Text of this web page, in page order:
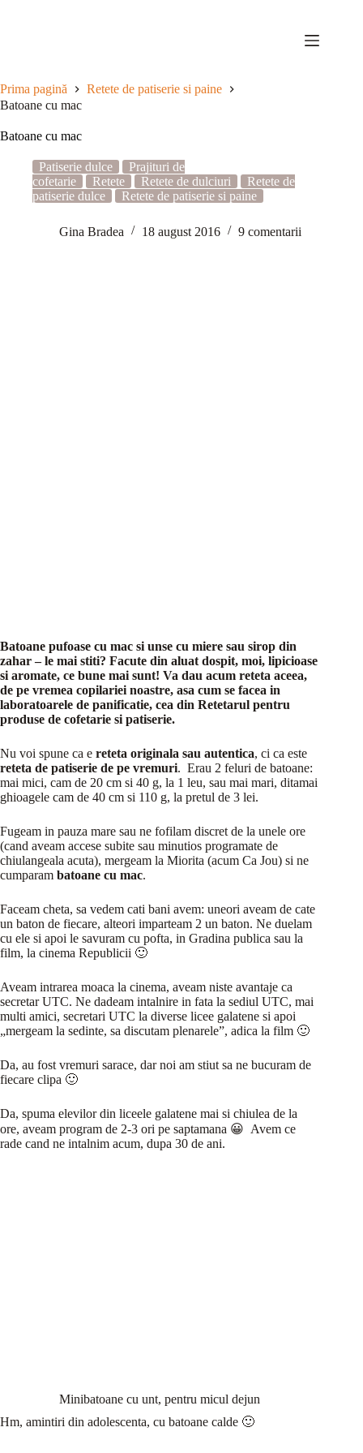
Prima pagină
Retete de patiserie si paine
Batoane cu mac
Batoane cu mac
Patiserie dulce
Prajituri de
cofetarie
Retete Retete de dulciuri
Retete de
patiserie dulce
Retete de patiserie si paine
Gina Bradea 18 august 2016 9 comentarii
Batoane pufoase cu mac si unse cu miere sau sirop din
zahar – le mai stiti? Facute din aluat dospit, moi, lipicioase
si aromate, ce bune mai sunt! Va dau acum reteta aceea,
de pe vremea copilariei noastre, asa cum se facea in
laboratoarele de panificatie, cea din Retetarul pentru
produse de cofetarie si patiserie.
Nu voi spune ca e reteta originala sau autentica, ci ca este
reteta de patiserie de pe vremuri. Erau 2 feluri de batoane:
mai mici, cam de 20 cm si 40 g, la 1 leu, sau mai mari, ditamai
ghioagele cam de 40 cm si 110 g, la pretul de 3 lei.
Fugeam in pauza mare sau ne fofilam discret de la unele ore
(cand aveam accese subite sau minutios programate de
chiulangeala acuta), mergeam la Miorita (acum Ca Jou) si ne
cumparam batoane cu mac.
Faceam cheta, sa vedem cati bani avem: uneori aveam de cate
un baton de fiecare, alteori imparteam 2 un baton. Ne duelam
cu ele si apoi le savuram cu pofta, in Gradina publica sau la
film, la cinema Republicii 🙂
Aveam intrarea moaca la cinema, aveam niste avantaje ca
secretar UTC. Ne dadeam intalnire in fata la sediul UTC, mai
multi amici, secretari UTC la diverse licee galatene si apoi
„mergeam la sedinte, sa discutam plenarele”, adica la film 🙂
Da, au fost vremuri sarace, dar noi am stiut sa ne bucuram de
fiecare clipa 🙂
Da, spuma elevilor din liceele galatene mai si chiulea de la
ore, aveam program de 2-3 ori pe saptamana 😀 Avem ce
rade cand ne intalnim acum, dupa 30 de ani.
Minibatoane cu unt, pentru micul dejun
Hm, amintiri din adolescenta, cu batoane calde 🙂